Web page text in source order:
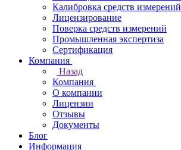
Калибровка средств измерений
Лицензирование
Поверка средств измерений
Промышленная экспертиза
Сертификация
Компания
Назад
Компания
О компании
Лицензии
Отзывы
Документы
Блог
Информация